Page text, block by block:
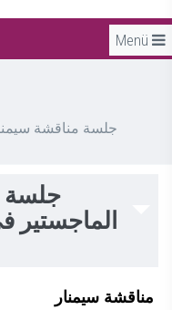
Menü
جلسة مناقشة
جلسة
الماجستير